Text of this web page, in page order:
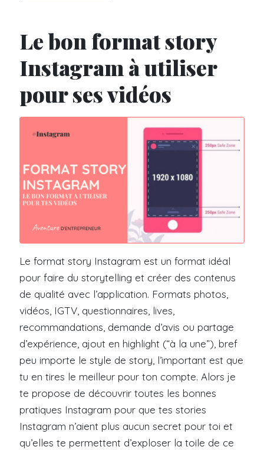
Le bon format story
Instagram à utiliser
pour ses vidéos
Le format story Instagram est un format idéal
pour faire du storytelling et créer des contenus
de qualité avec l’application. Formats photos,
vidéos, IGTV, questionnaires, lives,
recommandations, demande d’avis ou partage
d’expérience, ajout en highlight (“à la une”), bref
peu importe le style de story, l’important est que
tu en tires le meilleur pour ton compte. Alors je
te propose de découvrir toutes les bonnes
pratiques Instagram pour que tes stories
Instagram n’aient plus aucun secret pour toi et
qu’elles te permettent d’exploser la toile de ce